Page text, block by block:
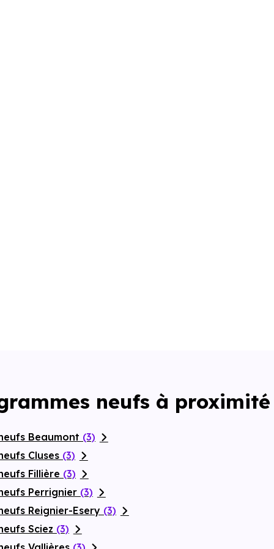
neufs à proximité
Beaumont (3)
Cluses (3)
Fillière (3)
Perrignier (3)
Reignier-Esery (3)
Sciez (3)